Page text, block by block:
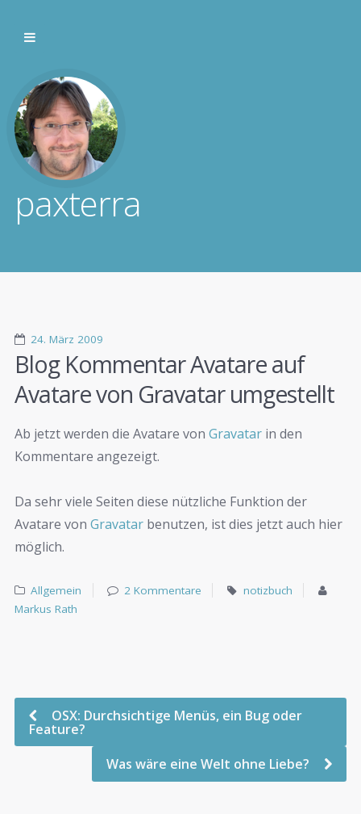
paxterra
24. März 2009
Blog Kommentar Avatare auf
Avatare von Gravatar umgestellt
Ab jetzt werden die Avatare von Gravatar in den
Kommentare angezeigt.
Da sehr viele Seiten diese nützliche Funktion der
Avatare von Gravatar benutzen, ist dies jetzt auch hier
möglich.
Allgemein 2 Kommentare
notizbuch
Markus Rath
OSX: Durchsichtige Menüs, ein Bug oder
Feature?
Was wäre eine Welt ohne Liebe?